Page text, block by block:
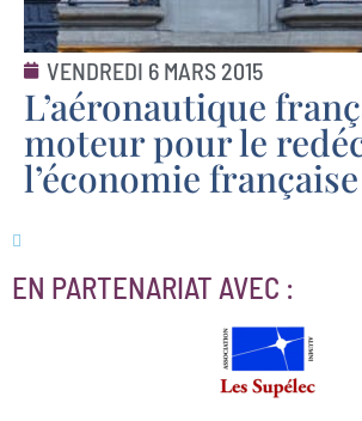
VENDREDI 6 MARS 2015
L’aéronautique
moteur pour le
l’économie
EN PARTENARIAT AVEC :